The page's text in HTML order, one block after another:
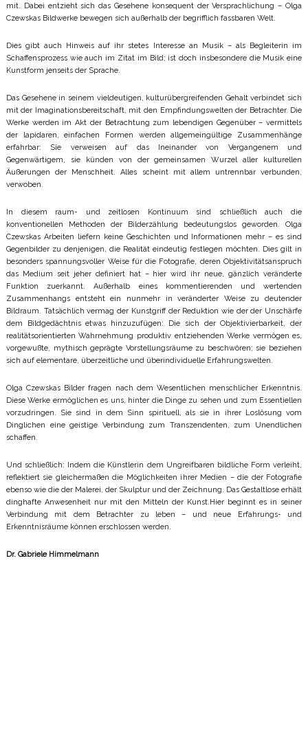
mit. Dabei entzieht sich das Gesehene konsequent der Versprachlichung – Olga
Czewskas Bildwerke bewegen sich außerhalb der begrifflich fassbaren Welt.
Dies gibt auch Hinweis auf ihr stetes Interesse an Musik – als Begleiterin im
Schaffensprozess wie auch im Zitat im Bild; ist doch insbesondere die Musik eine
Kunstform jenseits der Sprache.
Das Gesehene in seinem vieldeutigen, kulturübergreifenden Gehalt verbindet sich
mit der Imaginationsbereitschaft, mit den Empfindungswelten der Betrachter. Die
Werke werden im Akt der Betrachtung zum lebendigen Gegenüber – vermittels
der lapidaren, einfachen Formen werden allgemeingültige Zusammenhänge
erfahrbar: Sie verweisen auf das Ineinander von Vergangenem und
Gegenwärtigem, sie künden von der gemeinsamen Wurzel aller kulturellen
Äußerungen der Menschheit. Alles scheint mit allem untrennbar verbunden,
verwoben.
In diesem raum- und zeitlosen Kontinuum sind schließlich auch die
konventionellen Methoden der Bilderzählung bedeutungslos geworden. Olga
Czewskas Arbeiten liefern keine Geschichten und Informationen mehr – es sind
Gegenbilder zu denjenigen, die Realität eindeutig festlegen möchten. Dies gilt in
besonders spannungsvoller Weise für die Fotografie, deren Objektivitätsanspruch
das Medium seit jeher definiert hat – hier wird ihr neue, gänzlich veränderte
Funktion zuerkannt. Außerhalb eines kommentierenden und wertenden
Zusammenhangs entsteht ein nunmehr in veränderter Weise zu deutender
Bildraum. Tatsächlich vermag der Kunstgriff der Reduktion wie der der Unschärfe
dem Bildgedächtnis etwas hinzuzufügen: Die sich der Objektivierbarkeit, der
realitätsorientierten Wahrnehmung produktiv entziehenden Werke vermögen es,
vorgewußte, mythisch geprägte Vorstellungsräume zu beschwören; sie beziehen
sich auf elementare, überzeitliche und überindividuelle Erfahrungswelten.
Olga Czewskas Bilder fragen nach dem Wesentlichen menschlicher Erkenntnis.
Diese Werke ermöglichen es uns, hinter die Dinge zu sehen und zum Essentiellen
vorzudringen. Sie sind in dem Sinn spirituell, als sie in ihrer Loslösung vom
Dinglichen eine geistige Verbindung zum Transzendenten, zum Unendlichen
schaffen.
Und schließlich: Indem die Künstlerin dem Ungreifbaren bildliche Form verleiht,
reflektiert sie gleichermaßen die Möglichkeiten ihrer Medien – die der Fotografie
ebenso wie die der Malerei, der Skulptur und der Zeichnung. Das Gestaltlose erhält
dinghafte Anwesenheit nur mit den Mitteln der Kunst.Hier beginnt es in seiner
Verbindung mit dem Betrachter zu leben – und neue Erfahrungs- und
Erkenntnisräume können erschlossen werden.
Dr. Gabriele Himmelmann